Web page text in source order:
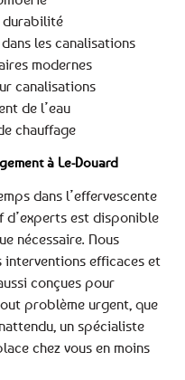
durabilité
les canalisations
modernes
canalisations
de l’eau
chauffage
à Le-Douard
dans l’effervescente
d’experts est disponible
nécessaire. Nous
interventions efficaces et
conçues pour
problème urgent, que
un spécialiste
chez vous en moins